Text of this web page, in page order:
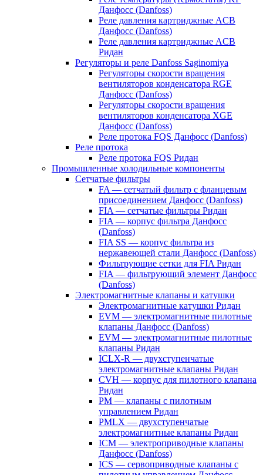
Данфосс (Danfoss)
Реле давления картриджные ACB
Данфосс (Danfoss)
Реле давления картриджные ACB
Ридан
Регуляторы и реле Danfoss Saginomiya
Регуляторы скорости вращения
вентиляторов конденсатора RGE
Данфосс (Danfoss)
Регуляторы скорости вращения
вентиляторов конденсатора XGE
Данфосс (Danfoss)
Реле протока FQS Данфосс (Danfoss)
Реле протока
Реле протока FQS Ридан
Промышленные холодильные компоненты
Сетчатые фильтры
FA — сетчатый фильтр с фланцевым
присоединением Данфосс (Danfoss)
FIA — сетчатые фильтры Ридан
FIA — корпус фильтра Данфосс
(Danfoss)
FIA SS — корпус фильтра из
нержавеющей стали Данфосс (Danfoss)
Фильтрующие сетки для FIA Ридан
FIA — фильтрующий элемент Данфосс
(Danfoss)
Электромагнитные клапаны и катушки
Электромагнитные катушки Ридан
EVM — электромагнитные пилотные
клапаны Данфосс (Danfoss)
EVM — электромагнитные пилотные
клапаны Ридан
ICLX-R — двухступенчатые
электромагнитные клапаны Ридан
CVH — корпус для пилотного клапана
Ридан
PM — клапаны с пилотным
управлением Ридан
PMLX — двухступенчатые
электромагнитные клапаны Ридан
ICM — электроприводные клапаны
Данфосс (Danfoss)
ICS — сервоприводные клапаны с